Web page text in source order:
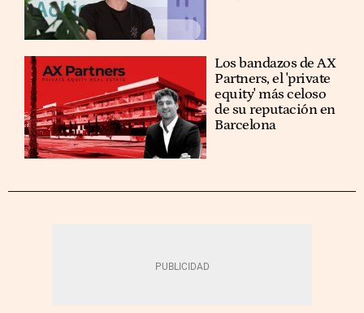
Los bandazos de AX
Partners, el 'private
equity' más celoso
de su reputación en
Barcelona